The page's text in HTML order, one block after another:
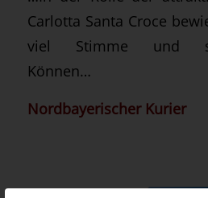
Carlotta Santa Croce
viel Stimme und
Können…
Nordbayerischer Kurier